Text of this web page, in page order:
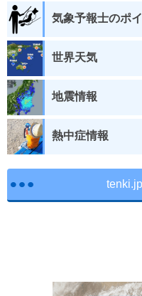
気象予報士のポ
世界天気
地震情報
熱中症情報